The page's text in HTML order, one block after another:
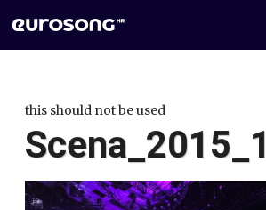
this should not be used
Scena_2015_1